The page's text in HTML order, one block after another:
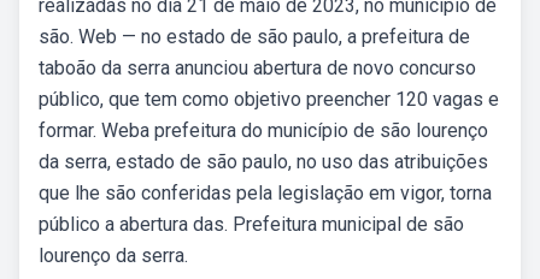
realizadas no dia 21 de maio de 2023, no município de
são. Web — no estado de são paulo, a prefeitura de
taboão da serra anunciou abertura de novo concurso
público, que tem como objetivo preencher 120 vagas e
formar. Weba prefeitura do município de são lourenço
da serra, estado de são paulo, no uso das atribuições
que lhe são conferidas pela legislação em vigor, torna
público a abertura das. Prefeitura municipal de são
lourenço da serra.